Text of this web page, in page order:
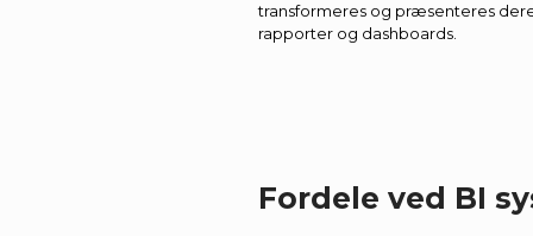
transformeres og præsenteres
rapporter og dashboards.
Fordele ved BI